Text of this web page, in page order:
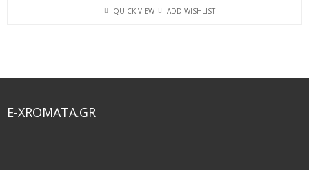
QUICK VIEW ADD WISHLIST
E-XROMATA.GR